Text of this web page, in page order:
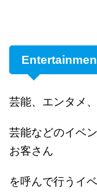
芸能、エンタメ
芸能などのイベ
お客さん
を呼んで行うイ